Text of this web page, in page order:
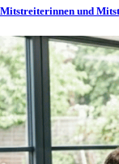
Mitstreiterinnen und